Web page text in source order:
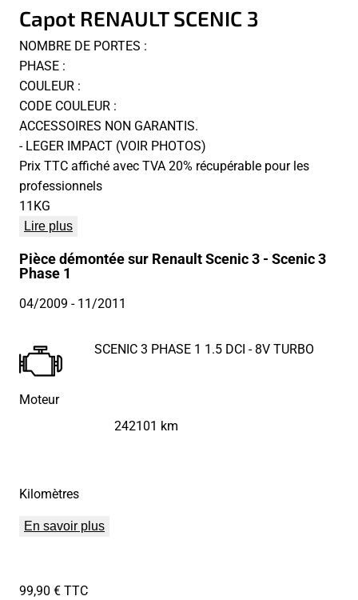
Capot RENAULT SCENIC 3
NOMBRE DE PORTES :
PHASE :
COULEUR :
CODE COULEUR :
ACCESSOIRES NON GARANTIS.
- LEGER IMPACT (VOIR PHOTOS)
Prix TTC affiché avec TVA 20% récupérable pour les
professionnels
11KG
Lire plus
Pièce démontée sur Renault Scenic 3 - Scenic 3
Phase 1
04/2009 - 11/2011
Moteur
SCENIC 3 PHASE 1 1.5 DCI - 8V TURBO
Kilomètres
242101 km
En savoir plus
99,90 € TTC